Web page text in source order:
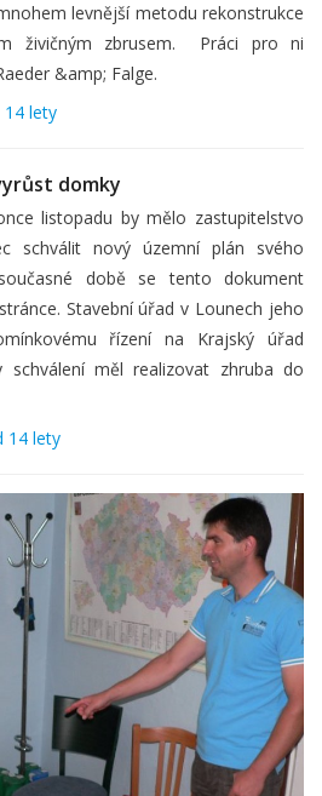
levnější metodu rekonstrukce
živičným zbrusem. Práci pro ni
&amp; Falge.
lety
domky
listopadu by mělo zastupitelstvo
schválit nový územní plán svého
době se tento dokument
Stavební úřad v Lounech jeho
řízení na Krajský úřad
schválení měl realizovat zhruba do
14 lety